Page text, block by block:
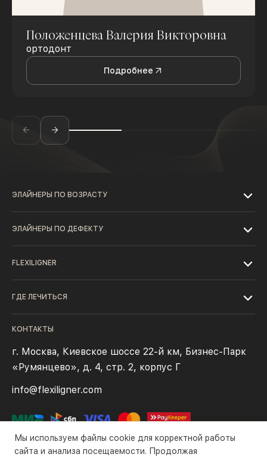
Положенцева Валерия Викторовна
ортодонт
Подробнее
ЭЛАЙНЕРЫ ПО ВОЗРАСТУ
ЭЛАЙНЕРЫ ПО ДЕФЕКТУ
FLEXILIGNER
ГДЕ ЛЕЧИТЬСЯ
КОНТАКТЫ
г. Москва, Киевское шоссе 22-й км, Бизнес-Парк
«Румянцево», д. 4, стр. 2, корпус Г
info@flexiligner.com
Мы используем файлы cookie для корректной работы
сайта и анализа посещаемости. Продолжая